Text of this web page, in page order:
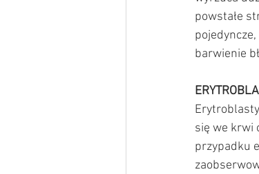
powstałe
barwienie
się we krwi
przypadku